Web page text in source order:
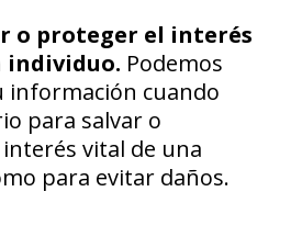
o proteger el interés
individuo. Podemos
información cuando
para salvar o
vital de una
para evitar daños.